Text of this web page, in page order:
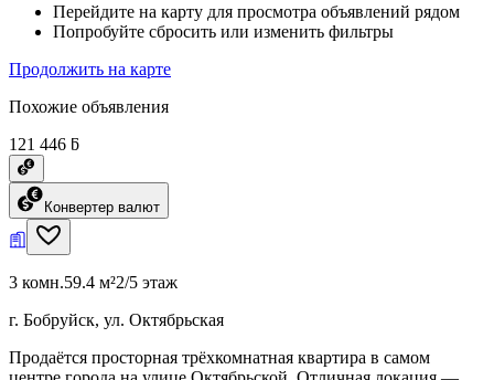
Перейдите на карту для просмотра объявлений рядом
Попробуйте сбросить или изменить фильтры
Продолжить на карте
Похожие объявления
121 446 ƃ
Конвертер валют
3 комн.59.4 м²2/5 этаж
г. Бобруйск, ул. Октябрьская
Продаётся просторная трёхкомнатная квартира в самом